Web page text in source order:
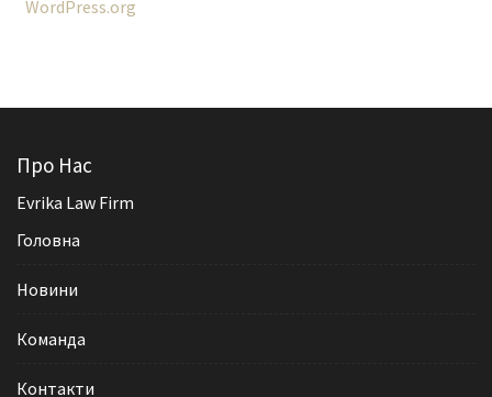
WordPress.org
Про Нас
Evrika Law Firm
Головна
Новини
Команда
Контакти